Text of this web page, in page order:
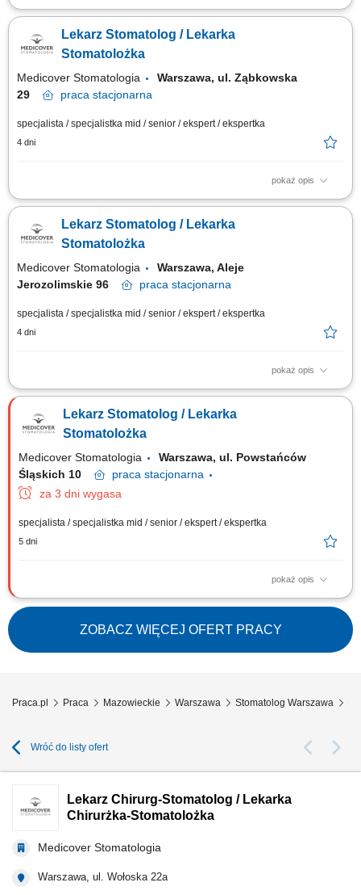
Samodzielne prowadzenie konsultacji i leczenia ortodontycznego.
nowoczesnymi rozwiązaniami stosowanymi w ortodoncji. Współpraca z
zespołem lekarzy w ramach kompleksowego leczenia pacjentów.
Lekarz Stomatolog / Lekarka
Stomatolożka
Medicover Stomatologia
Warszawa, ul. Ząbkowska
29
praca stacjonarna
specjalista / specjalistka mid / senior / ekspert / ekspertka
4 dni
pokaż opis
Zapraszamy do współpracy lekarzy dentystów/ lekarki dentystki z
obejmować: kompleksowe leczenie pacjentów w zakresie stomatologii
zachowawczej, z wykorzystaniem nowoczesnych metod i materiałów,
Lekarz Stomatolog / Lekarka
Stomatolożka
Medicover Stomatologia
Warszawa, Aleje
Jerozolimskie 96
praca stacjonarna
specjalista / specjalistka mid / senior / ekspert / ekspertka
4 dni
pokaż opis
Zapraszamy do współpracy lekarzy dentystów/ lekarki dentystki z
obejmować: kompleksowe leczenie pacjentów w zakresie stomatologii
zachowawczej, z wykorzystaniem nowoczesnych metod i materiałów,
Lekarz Stomatolog / Lekarka
Stomatolożka
Medicover Stomatologia
Warszawa, ul. Powstańców
Śląskich 10
praca stacjonarna
za 3 dni wygasa
specjalista / specjalistka mid / senior / ekspert / ekspertka
5 dni
pokaż opis
Zapraszamy do współpracy lekarzy dentystów/ lekarki dentystki z
aktualnym prawem wykonywania zawodu, których zadania będą
obejmować: kompleksowe leczenie pacjentów w zakresie stomatologii
zachowawczej, z wykorzystaniem nowoczesnych metod i materiałów,
pracę na planach leczenia we...
ZOBACZ WIĘCEJ OFERT PRACY
Praca.pl Praca Mazowieckie Warszawa Stomatolog Warszawa
Wróć do listy ofert
Lekarz Chirurg-Stomatolog / Lekarka
Chirurżka-Stomatolożka
Medicover Stomatologia
Warszawa, ul. Wołoska 22a